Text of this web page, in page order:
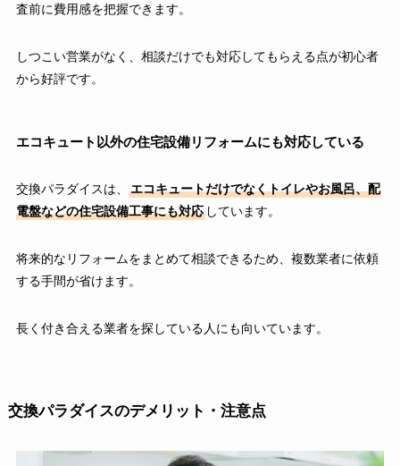
査前に費用感を把握できます。
しつこい営業がなく、相談だけでも対応してもらえる点が初心者
から好評です。
エコキュート以外の住宅設備リフォームにも対応している
交換パラダイスは、
エコキュートだけでなくトイレやお風呂、配
電盤などの住宅設備工事にも対応しています。
将来的なリフォームをまとめて相談できるため、複数業者に依頼
する手間が省けます。
長く付き合える業者を探している人にも向いています。
交換パラダイスのデメリット・注意点